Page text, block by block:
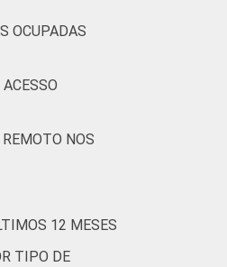
NOS
12 MESES
TIPO DE